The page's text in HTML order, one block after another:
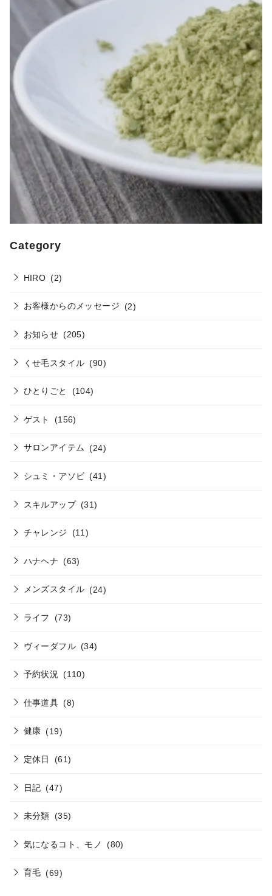
Category
HIRO (2)
お客様からのメッセージ (2)
お知らせ (205)
くせ毛スタイル (90)
ひとりごと (104)
ゲスト (156)
サロンアイテム (24)
シュミ・アソビ (41)
スキルアップ (31)
チャレンジ (11)
ハナヘナ (63)
メンズスタイル (24)
ライフ (73)
ヴィーダフル (34)
予約状況 (110)
仕事道具 (8)
健康 (19)
定休日 (61)
日記 (47)
未分類 (35)
気になるコト、モノ (80)
育毛 (69)